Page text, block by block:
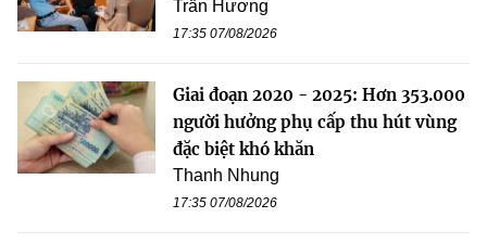
Trần Hương
17:35 07/08/2026
Giai đoạn 2020 - 2025: Hơn 353.000
người hưởng phụ cấp thu hút vùng
đặc biệt khó khăn
Thanh Nhung
17:35 07/08/2026